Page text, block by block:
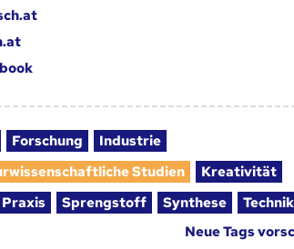
Forschung
Industrie
Studien
Kreativität
Praxis
Sprengstoff Synthese
Technik
Neue Tags